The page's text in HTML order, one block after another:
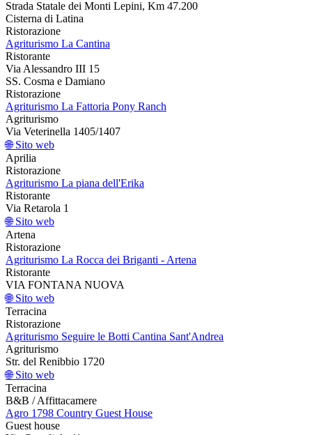
Strada Statale dei Monti Lepini, Km 47.200
Cisterna di Latina
Ristorazione
Agriturismo La Cantina
Ristorante
Via Alessandro III 15
SS. Cosma e Damiano
Ristorazione
Agriturismo La Fattoria Pony Ranch
Agriturismo
Via Veterinella 1405/1407
🌐 Sito web
Aprilia
Ristorazione
Agriturismo La piana dell'Erika
Ristorante
Via Retarola 1
🌐 Sito web
Artena
Ristorazione
Agriturismo La Rocca dei Briganti - Artena
Ristorante
VIA FONTANA NUOVA
🌐 Sito web
Terracina
Ristorazione
Agriturismo Seguire le Botti Cantina Sant'Andrea
Agriturismo
Str. del Renibbio 1720
🌐 Sito web
Terracina
B&B / Affittacamere
Agro 1798 Country Guest House
Guest house